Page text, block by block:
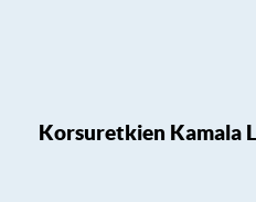
Korsuretkien Kamala